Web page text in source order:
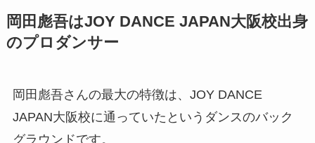
岡田彪吾はJOY DANCE JAPAN大阪校出身
のプロダンサー
岡田彪吾さんの最大の特徴は、JOY DANCE
JAPAN大阪校に通っていたというダンスのバック
グラウンドです。